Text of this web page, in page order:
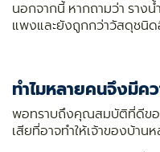
นอกจากนี้ หากถามว่า ราง
แพงและยังถูกกว่าวัสดุชนิ
ทำไมหลายคนจึงมีค
พอทราบถึงคุณสมบัติที่ดีขอ
เสียที่อาจทำให้เจ้าของบ้าน